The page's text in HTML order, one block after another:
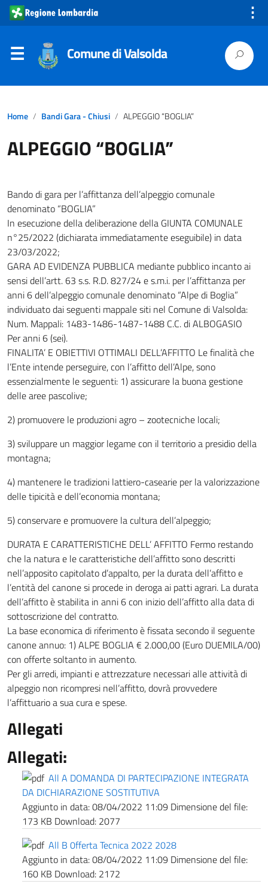
⋮
Comune di Valsolda
Home Bandi Gara - Chiusi ALPEGGIO “BOGLIA”
ALPEGGIO “BOGLIA”
Bando di gara per l’affittanza dell’alpeggio comunale
denominato “BOGLIA”
In esecuzione della deliberazione della GIUNTA COMUNALE
n°25/2022 (dichiarata immediatamente eseguibile) in data
23/03/2022;
GARA AD EVIDENZA PUBBLICA mediante pubblico incanto ai
sensi dell’artt. 63 s.s. R.D. 827/24 e s.m.i. per l’affittanza per
anni 6 dell’alpeggio comunale denominato “Alpe di Boglia”
individuato dai seguenti mappale siti nel Comune di Valsolda:
Num. Mappali: 1483-1486-1487-1488 C.C. di ALBOGASIO
Per anni 6 (sei).
FINALITA’ E OBIETTIVI OTTIMALI DELL’AFFITTO Le finalità che
l’Ente intende perseguire, con l’affitto dell’Alpe, sono
essenzialmente le seguenti: 1) assicurare la buona gestione
delle aree pascolive;
2) promuovere le produzioni agro – zootecniche locali;
3) sviluppare un maggior legame con il territorio a presidio della
montagna;
4) mantenere le tradizioni lattiero-casearie per la valorizzazione
delle tipicità e dell’economia montana;
5) conservare e promuovere la cultura dell’alpeggio;
DURATA E CARATTERISTICHE DELL’ AFFITTO Fermo restando
che la natura e le caratteristiche dell’affitto sono descritti
nell’apposito capitolato d’appalto, per la durata dell’affitto e
l’entità del canone si procede in deroga ai patti agrari. La durata
dell’affitto è stabilita in anni 6 con inizio dell’affitto alla data di
sottoscrizione del contratto.
La base economica di riferimento è fissata secondo il seguente
canone annuo: 1) ALPE BOGLIA € 2.000,00 (Euro DUEMILA/00)
con offerte soltanto in aumento.
Per gli arredi, impianti e attrezzature necessari alle attività di
alpeggio non ricompresi nell’affitto, dovrà provvedere
l’affittuario a sua cura e spese.
Allegati
Allegati:
All A DOMANDA DI PARTECIPAZIONE INTEGRATA
DA DICHIARAZIONE SOSTITUTIVA
Aggiunto in data:08/04/2022 11:09 Dimensione del file:
173 KB Download: 2077
All B 0fferta Tecnica 2022 2028
Aggiunto in data:08/04/2022 11:09 Dimensione del file:
160 KB Download: 2172